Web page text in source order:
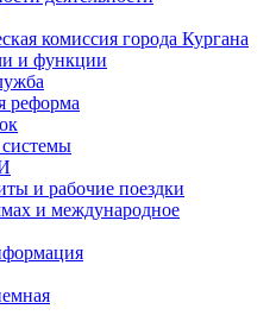
комиссия города Кургана
и функции
реформа
и рабочие поездки
и международное